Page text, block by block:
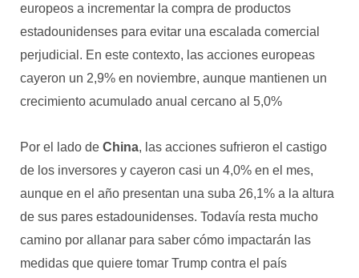
europeos a incrementar la compra de productos
estadounidenses para evitar una escalada comercial
perjudicial. En este contexto, las acciones europeas
cayeron un 2,9% en noviembre, aunque mantienen un
crecimiento acumulado anual cercano al 5,0%
Por el lado de China, las acciones sufrieron el castigo
de los inversores y cayeron casi un 4,0% en el mes,
aunque en el año presentan una suba 26,1% a la altura
de sus pares estadounidenses. Todavía resta mucho
camino por allanar para saber cómo impactarán las
medidas que quiere tomar Trump contra el país